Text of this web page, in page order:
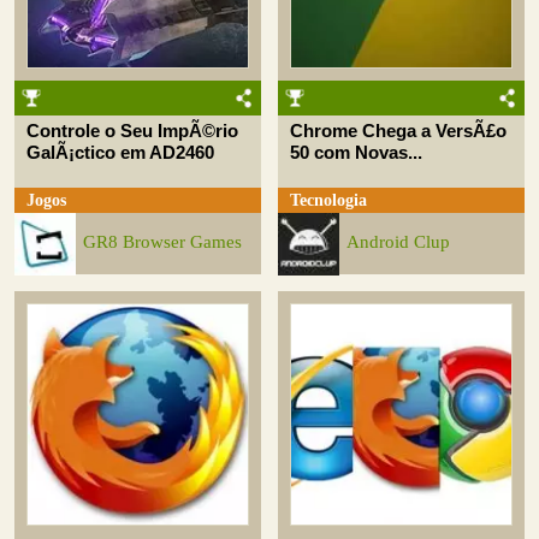
Controle o Seu ImpÃ©rio
GalÃ¡ctico em AD2460
Jogos
GR8 Browser Games
Chrome Chega a VersÃ£o
50 com Novas...
Tecnologia
Android Clup